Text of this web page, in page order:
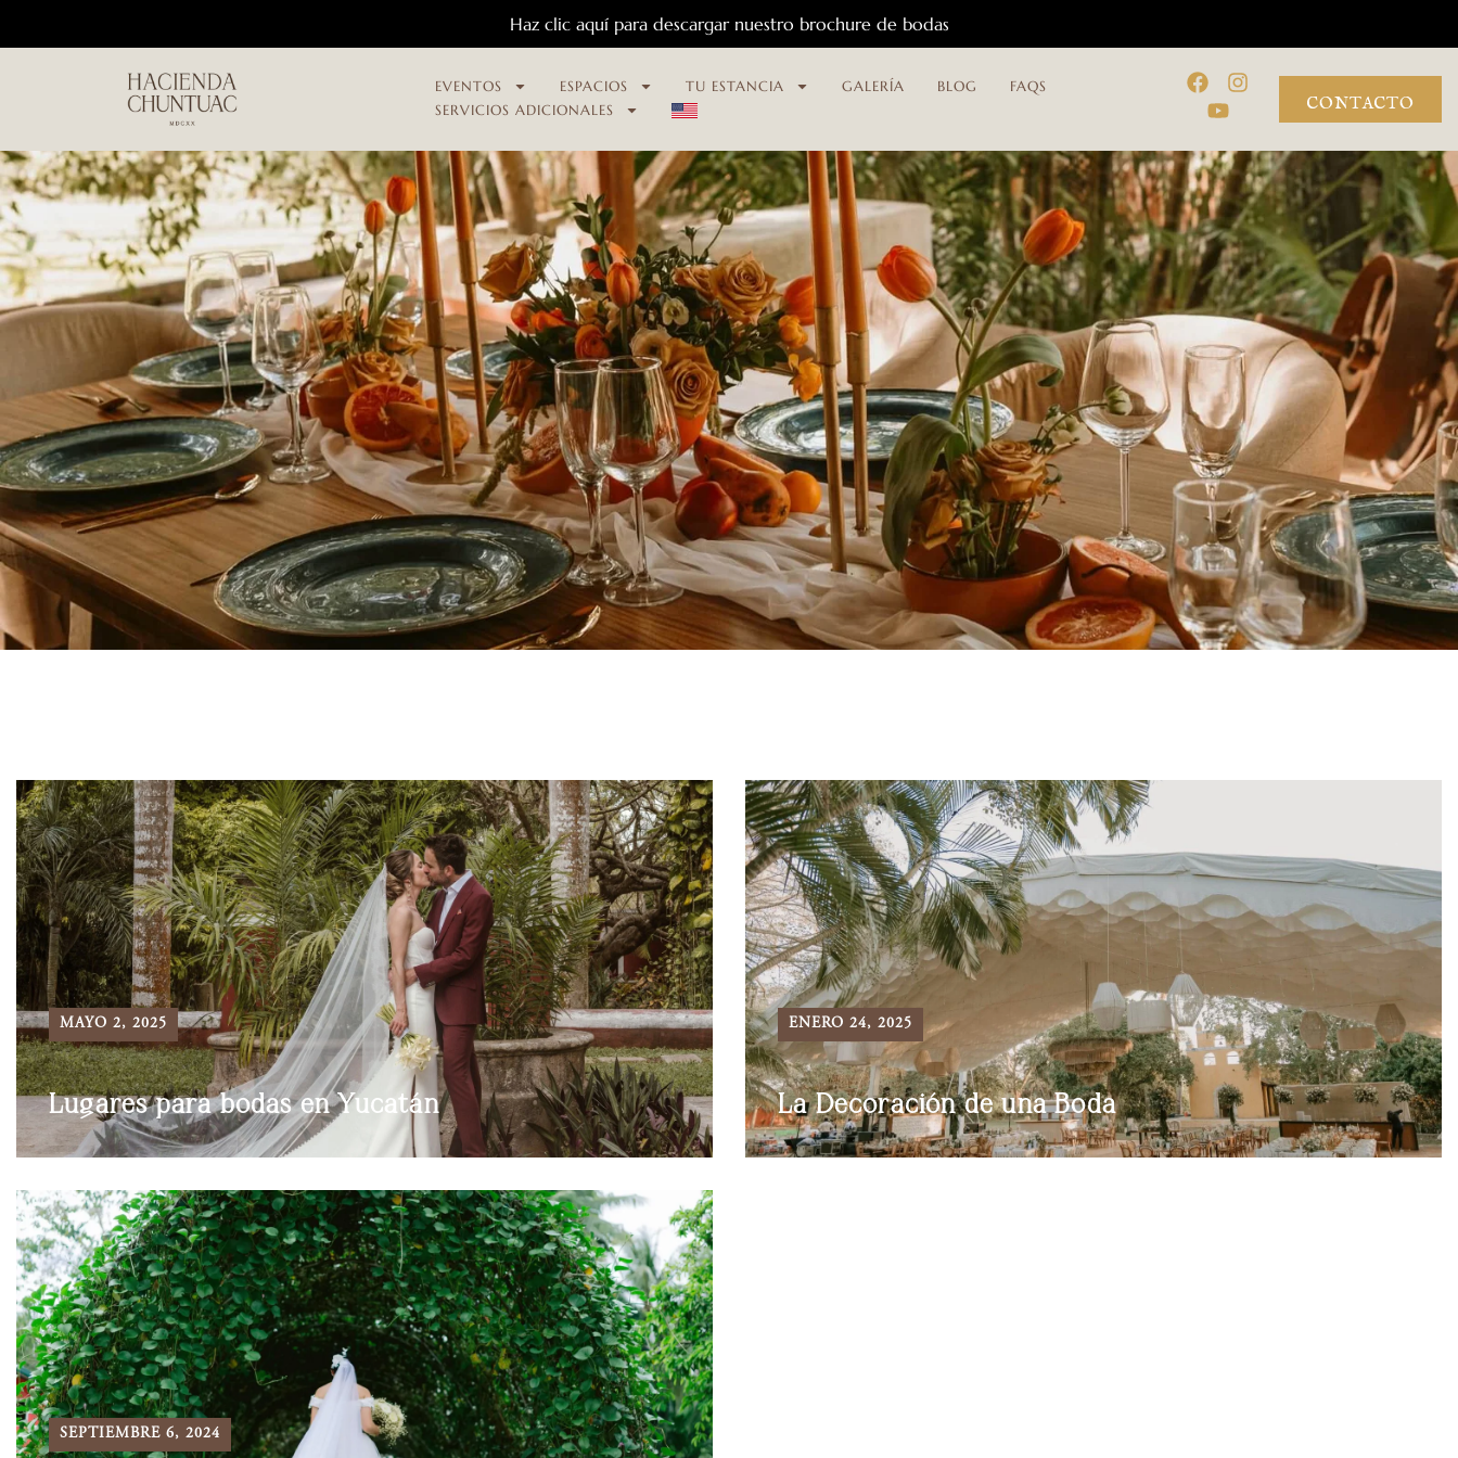
Haz clic aquí para descargar nuestro brochure de bodas
EVENTOS ESPACIOS TU ESTANCIA GALERÍA BLOG
FAQS
SERVICIOS ADICIONALES
CONTACTO
MAYO 2, 2025
Lugares para bodas en Yucatán
ENERO 24, 2025
La Decoración de una Boda
SEPTIEMBRE 6, 2024